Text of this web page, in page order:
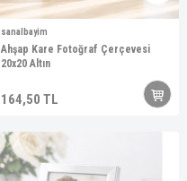
sanalbayim
Ahşap Kare Fotoğraf Çerçevesi
20x20 Altın
164,50 TL